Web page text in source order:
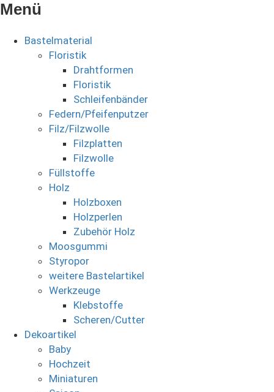
Menü
Bastelmaterial
Floristik
Drahtformen
Floristik
Schleifenbänder
Federn/Pfeifenputzer
Filz/Filzwolle
Filzplatten
Filzwolle
Füllstoffe
Holz
Holzboxen
Holzperlen
Zubehör Holz
Moosgummi
Styropor
weitere Bastelartikel
Werkzeuge
Klebstoffe
Scheren/Cutter
Dekoartikel
Baby
Hochzeit
Miniaturen